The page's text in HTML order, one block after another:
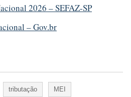
2026 – SEFAZ-SP
– Gov.br
tributação MEI